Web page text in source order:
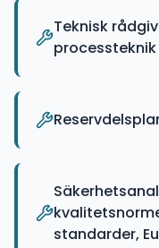
Teknisk
processteknik
standarder,